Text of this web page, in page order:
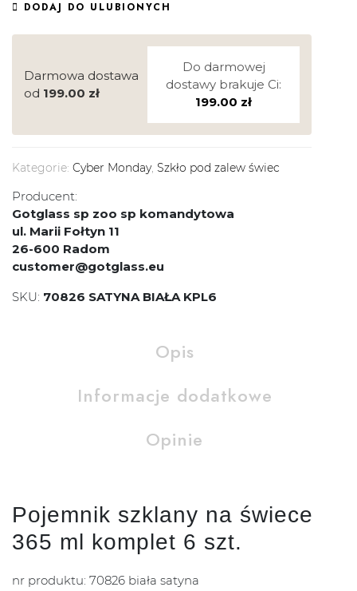
DODAJ DO ULUBIONYCH
Darmowa dostawa
od 199.00 zł
Do darmowej
dostawy brakuje Ci:
199.00 zł
Kategorie: Cyber Monday, Szkło pod zalew świec
Producent:
Gotglass sp zoo sp komandytowa
ul. Marii Fołtyn 11
26-600 Radom
customer@gotglass.eu
SKU: 70826 SATYNA BIAŁA KPL6
Opis
Informacje dodatkowe
Opinie
Pojemnik szklany na świece
365 ml komplet 6 szt.
nr produktu: 70826 biała satyna